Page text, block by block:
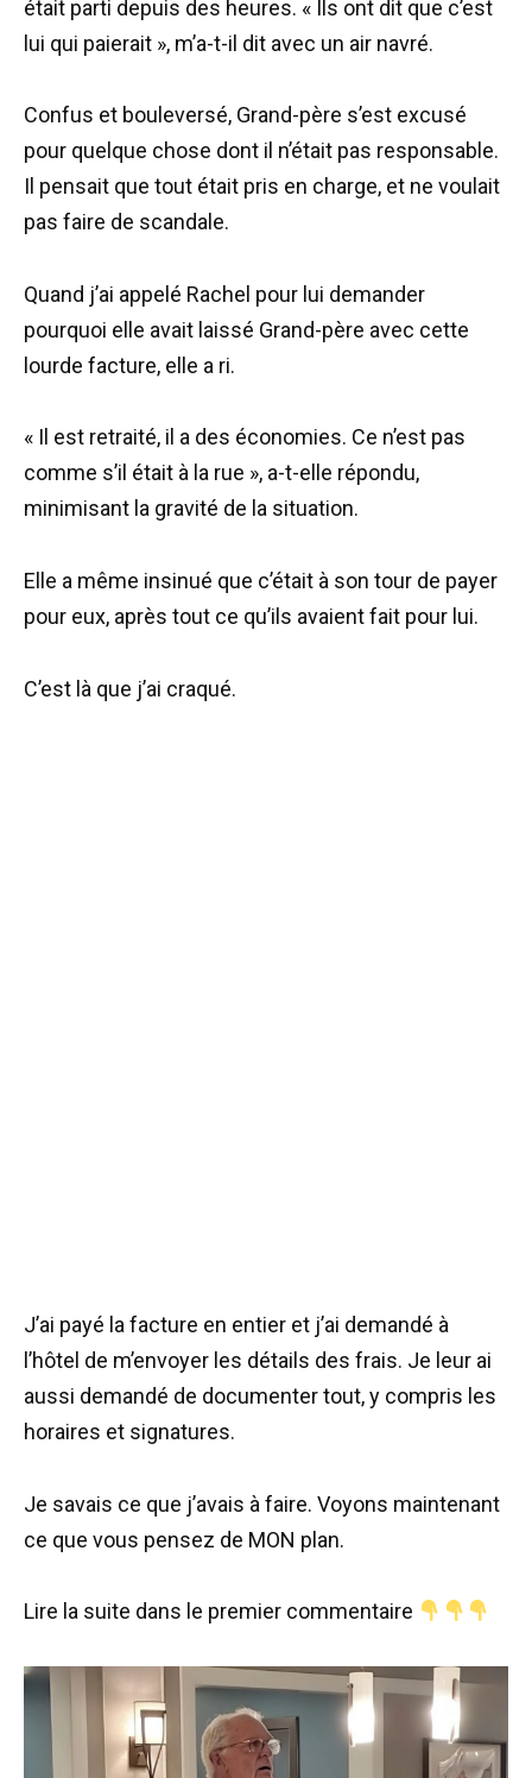
était parti depuis des heures. « Ils ont dit que c’est
lui qui paierait », m’a-t-il dit avec un air navré.
Confus et bouleversé, Grand-père s’est excusé
pour quelque chose dont il n’était pas responsable.
Il pensait que tout était pris en charge, et ne voulait
pas faire de scandale.
Quand j’ai appelé Rachel pour lui demander
pourquoi elle avait laissé Grand-père avec cette
lourde facture, elle a ri.
« Il est retraité, il a des économies. Ce n’est pas
comme s’il était à la rue », a-t-elle répondu,
minimisant la gravité de la situation.
Elle a même insinué que c’était à son tour de payer
pour eux, après tout ce qu’ils avaient fait pour lui.
C’est là que j’ai craqué.
J’ai payé la facture en entier et j’ai demandé à
l’hôtel de m’envoyer les détails des frais. Je leur ai
aussi demandé de documenter tout, y compris les
horaires et signatures.
Je savais ce que j’avais à faire. Voyons maintenant
ce que vous pensez de MON plan.
Lire la suite dans le premier commentaire